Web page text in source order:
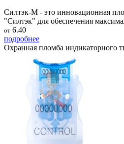
Силтэк-М - это инновационная
"Силтэк" для обеспечения
от 6.40
подробнее
Охранная пломба индикаторного